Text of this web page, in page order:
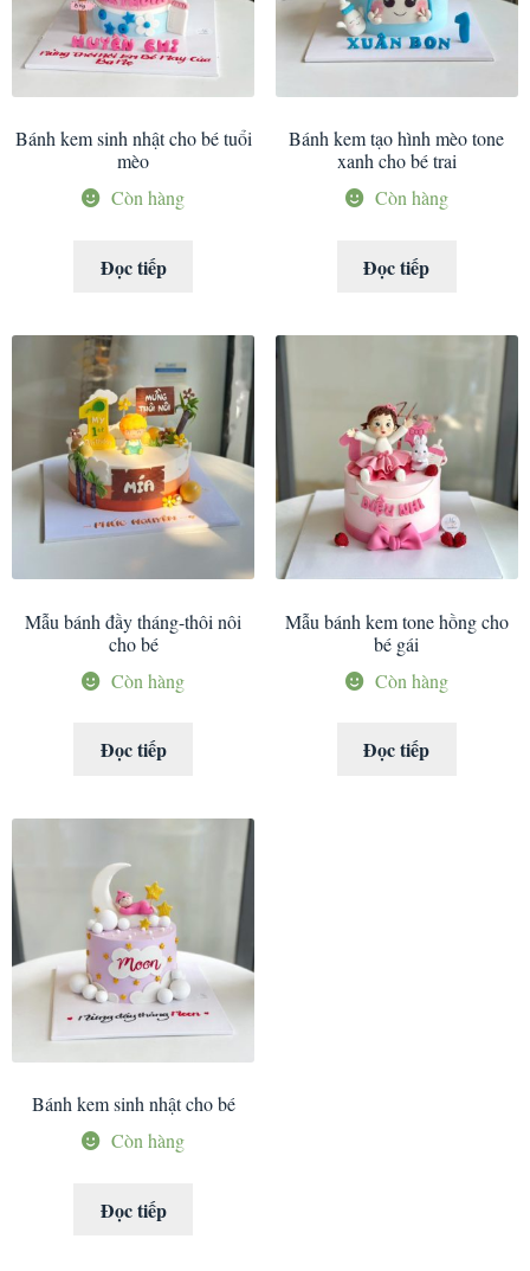
Bánh kem sinh nhật cho bé tuổi
mèo
Còn hàng
Đọc tiếp
Bánh kem tạo hình mèo tone
xanh cho bé trai
Còn hàng
Đọc tiếp
Mẫu bánh đầy tháng-thôi nôi
cho bé
Còn hàng
Đọc tiếp
Mẫu bánh kem tone hồng cho
bé gái
Còn hàng
Đọc tiếp
Bánh kem sinh nhật cho bé
Còn hàng
Đọc tiếp